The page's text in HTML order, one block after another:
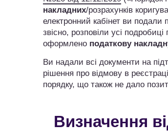
накладних/розрахунків
електронний кабінет ви
звісно, розповіли усі
оформлено податкову
Ви надали всі документи на
рішення про відмову в
порядку, що також не дало
Визначення